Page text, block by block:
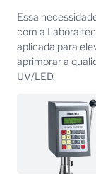
Essa
com a
aplicada para
aprimorar a
UV/LED.